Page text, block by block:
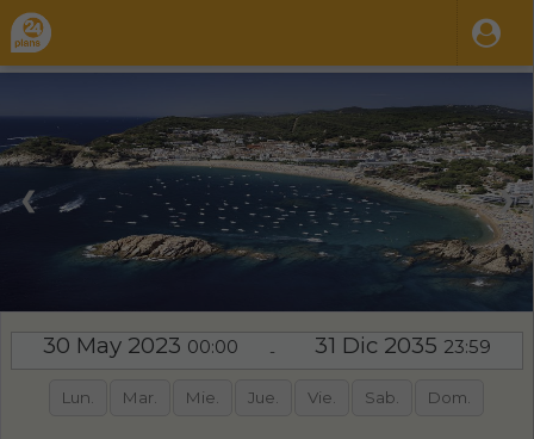
❮ ❯
30 May 2023 00:00 - 31 Dic 2035 23:59
Lun. Mar. Mie. Jue. Vie. Sab. Dom.